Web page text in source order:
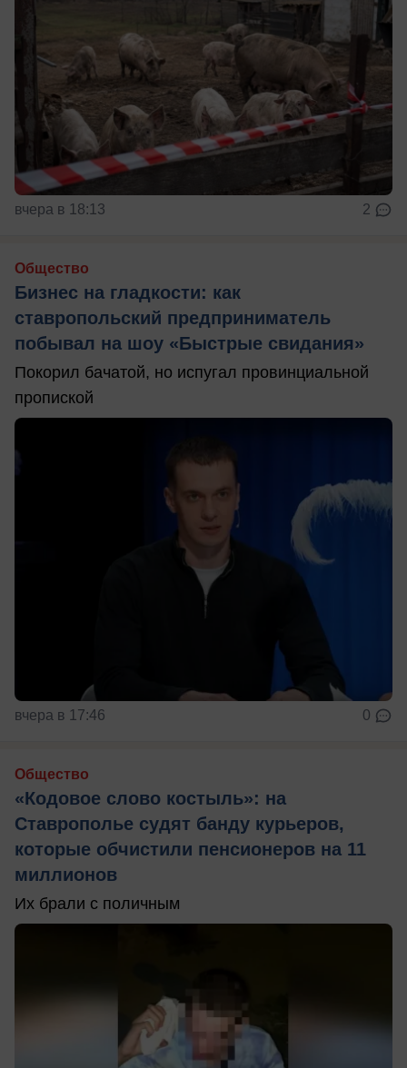
вчера в 18:13 2
Общество
Бизнес на гладкости: как
ставропольский предприниматель
побывал на шоу «Быстрые свидания»
Покорил бачатой, но испугал провинциальной
пропиской
вчера в 17:46 0
Общество
«Кодовое слово костыль»: на
Ставрополье судят банду курьеров,
которые обчистили пенсионеров на 11
миллионов
Их брали с поличным